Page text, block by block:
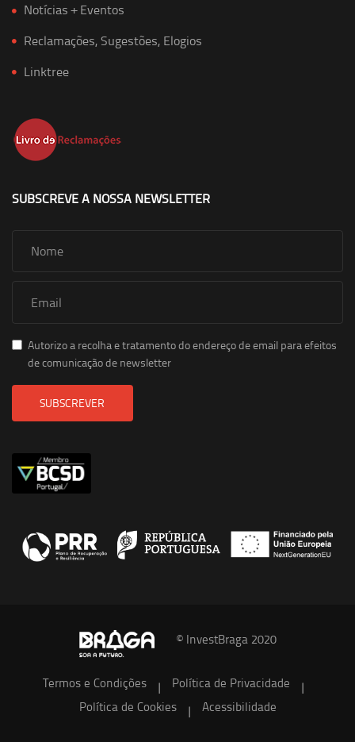
Notícias + Eventos
Reclamações, Sugestões, Elogios
Linktree
SUBSCREVE A NOSSA NEWSLETTER
Autorizo a recolha e tratamento do endereço de email para efeitos
de comunicação de newsletter
SUBSCREVER
© InvestBraga 2020
Termos e Condições | Política de Privacidade |
Política de Cookies | Acessibilidade